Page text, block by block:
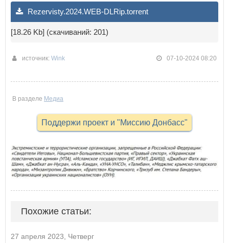
Rezervisty.2024.WEB-DLRip.torrent
[18.26 Kb] (cкачиваний: 201)
источник: Wink 07-10-2024 08:20
В разделе Медиа
Поддержи проект и "Миссию Донбасс"
Похожие статьи:
27 апреля 2023, Четверг